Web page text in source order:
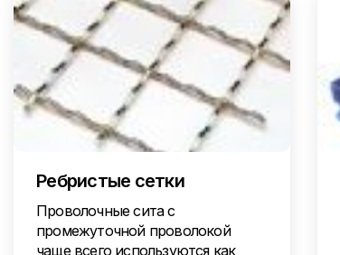
Ребристые сетки
Проволочные сита с
промежуточной проволокой
чаще всего используются как